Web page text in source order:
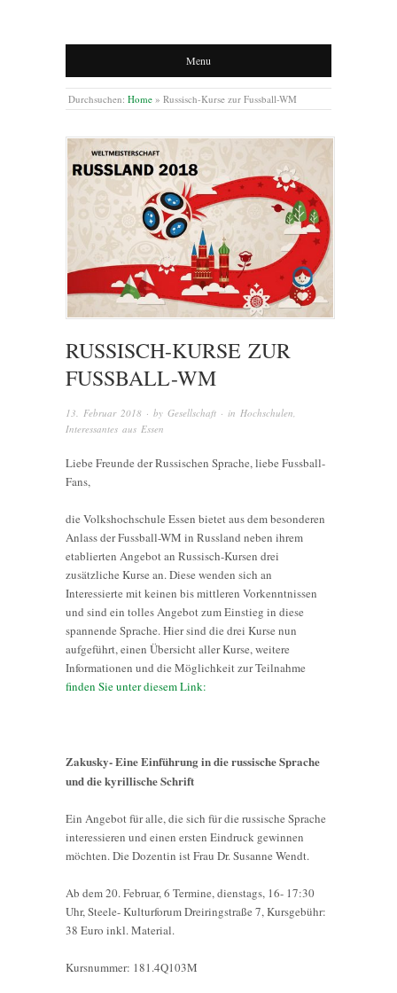
Menu
Durchsuchen: Home » Russisch-Kurse zur Fussball-WM
RUSSISCH-KURSE ZUR
FUSSBALL-WM
13. Februar 2018 · by Gesellschaft · in Hochschulen,
Interessantes aus Essen
Liebe Freunde der Russischen Sprache, liebe Fussball-
Fans,
die Volkshochschule Essen bietet aus dem besonderen
Anlass der Fussball-WM in Russland neben ihrem
etablierten Angebot an Russisch-Kursen drei
zusätzliche Kurse an. Diese wenden sich an
Interessierte mit keinen bis mittleren Vorkenntnissen
und sind ein tolles Angebot zum Einstieg in diese
spannende Sprache. Hier sind die drei Kurse nun
aufgeführt, einen Übersicht aller Kurse, weitere
Informationen und die Möglichkeit zur Teilnahme
finden Sie unter diesem Link:
Zakusky- Eine Einführung in die russische Sprache
und die kyrillische Schrift
Ein Angebot für alle, die sich für die russische Sprache
interessieren und einen ersten Eindruck gewinnen
möchten. Die Dozentin ist Frau Dr. Susanne Wendt.
Ab dem 20. Februar, 6 Termine, dienstags, 16- 17:30
Uhr, Steele- Kulturforum Dreiringstraße 7, Kursgebühr:
38 Euro inkl. Material.
Kursnummer: 181.4Q103M